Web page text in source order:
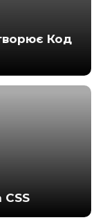
Код